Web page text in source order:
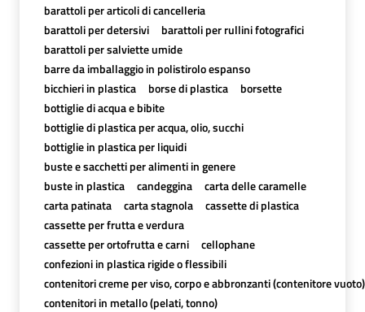
barattoli per articoli di cancelleria
barattoli per detersivi
barattoli per rullini fotografici
barattoli per salviette umide
barre da imballaggio in polistirolo espanso
bicchieri in plastica
borse di plastica
borsette
bottiglie di acqua e bibite
bottiglie di plastica per acqua, olio, succhi
bottiglie in plastica per liquidi
buste e sacchetti per alimenti in genere
buste in plastica
candeggina
carta delle caramelle
carta patinata
carta stagnola
cassette di plastica
cassette per frutta e verdura
cassette per ortofrutta e carni
cellophane
confezioni in plastica rigide o flessibili
contenitori creme per viso, corpo e abbronzanti (contenitore vuoto)
contenitori in metallo (pelati, tonno)